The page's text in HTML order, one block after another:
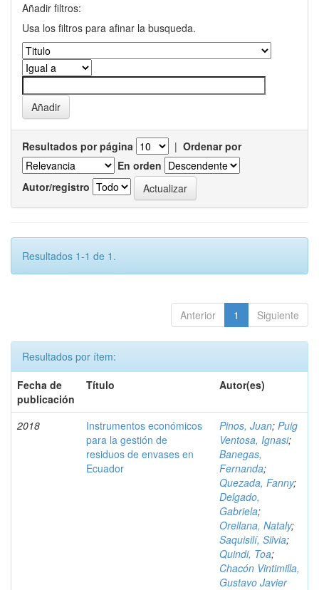
Añadir filtros:
Usa los filtros para afinar la busqueda.
Resultados por página | Ordenar por
En orden
Autor/registro
Resultados 1-1 de 1.
Anterior 1 Siguiente
Resultados por ítem:
Fecha de
publicación
Título Autor(es)
2018
Instrumentos económicos
para la gestión de
residuos de envases en
Ecuador
Pinos, Juan; Puig
Ventosa, Ignasi;
Banegas,
Fernanda;
Quezada, Fanny;
Delgado,
Gabriela;
Orellana, Nataly;
Saquisilí, Silvia;
Quindi, Toa;
Chacón Vintimilla,
Gustavo Javier